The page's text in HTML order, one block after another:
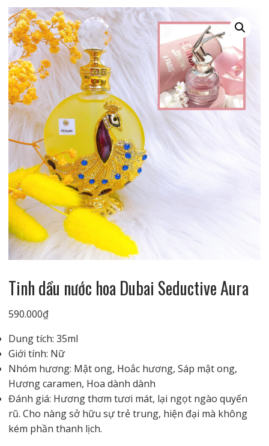
Tinh dầu nước hoa Dubai Seductive Aura
590.000₫
Dung tích: 35ml
Giới tính: Nữ
Nhóm hương: Mật ong, Hoắc hương, Sáp mật ong,
Hương caramen, Hoa dành dành
Đánh giá: Hương thơm tươi mát, lại ngọt ngào quyến
rũ. Cho nàng sở hữu sự trẻ trung, hiện đại mà không
kém phần thanh lịch.